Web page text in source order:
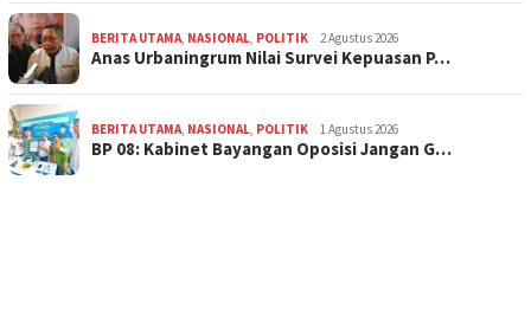
BERITA UTAMA, NASIONAL, POLITIK 2 Agustus 2026
Anas Urbaningrum Nilai Survei Kepuasan P…
BERITA UTAMA, NASIONAL, POLITIK 1 Agustus 2026
BP 08: Kabinet Bayangan Oposisi Jangan G…